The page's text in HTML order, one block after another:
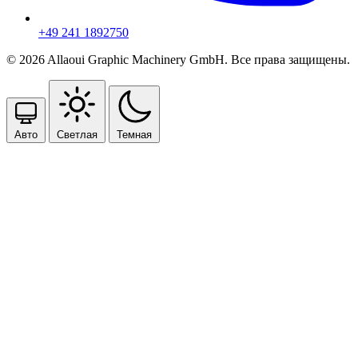
+49 241 1892750
© 2026 Allaoui Graphic Machinery GmbH. Все права защищены.
Авто Светлая Темная